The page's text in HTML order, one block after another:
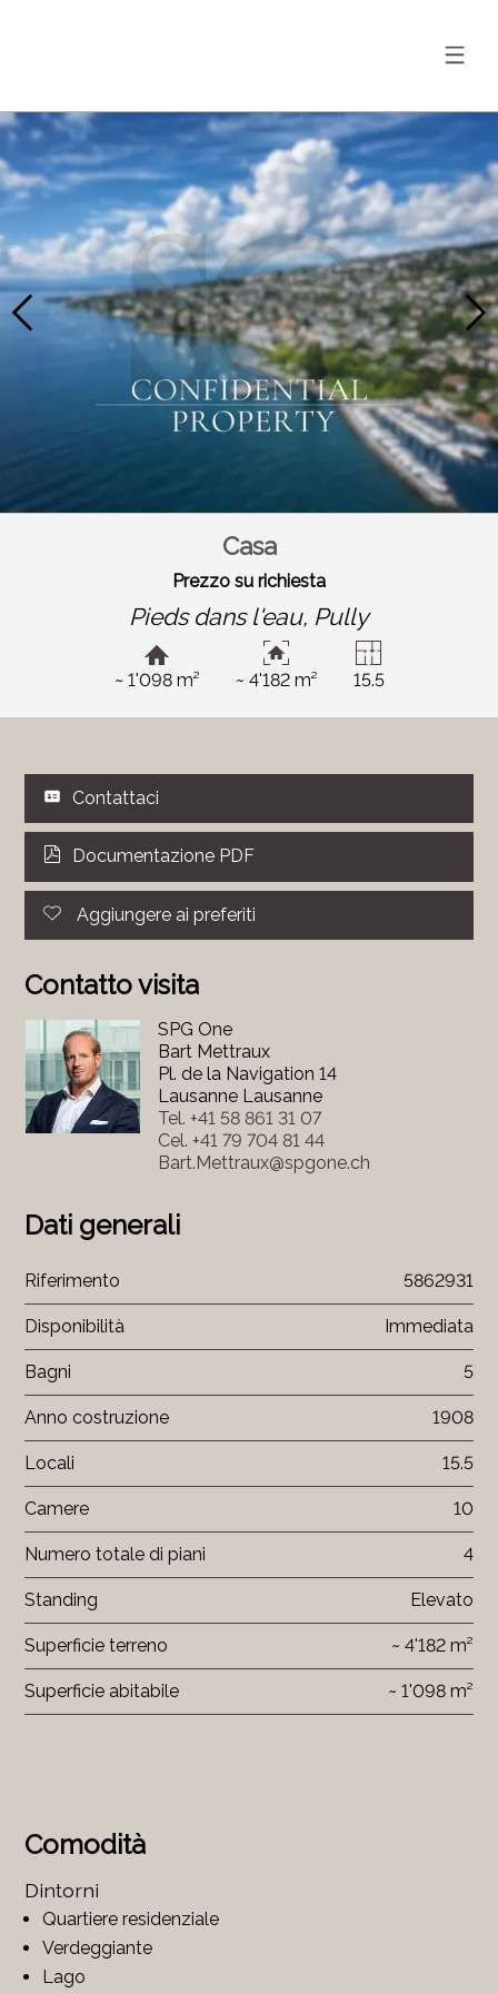
Casa
Prezzo su richiesta
Pieds dans l'eau, Pully
~ 1'098 m² ~ 4'182 m² 15.5
Comodità
Dintorni
Quartiere residenziale
Verdeggiante
Lago
Contattaci
Documentazione PDF
Aggiungere ai preferiti
Contatto visita
SPG One
Bart Mettraux
Pl. de la Navigation 14
Lausanne Lausanne
Tel. +41 58 861 31 07
Cel. +41 79 704 81 44
Bart.Mettraux@spgone.ch
Dati generali
Riferimento 5862931
Disponibilità Immediata
Bagni 5
Anno costruzione 1908
Locali 15.5
Camere 10
Numero totale di piani 4
Standing Elevato
Superficie terreno ~ 4'182 m²
Superficie abitabile ~ 1'098 m²